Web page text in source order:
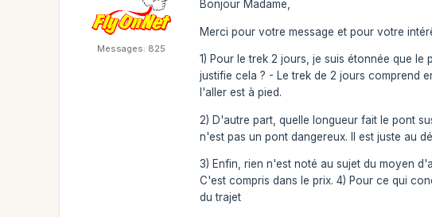
Messages: 825
Bonjour Madame,
Merci pour votre message et pour votre
1) Pour le trek 2 jours, je suis étonnée que
justifie cela ? - Le trek de 2 jours comprend
l'aller est à pied.
2) D'autre part, quelle longueur fait le pont
n'est pas un pont dangereux. Il est juste au
3) Enfin, rien n'est noté au sujet du moyen
C'est compris dans le prix. 4) Pour ce qui
du trajet